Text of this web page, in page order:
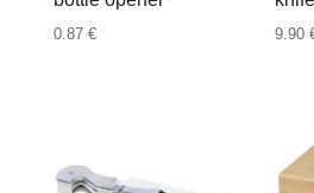
0.87 € 9.90